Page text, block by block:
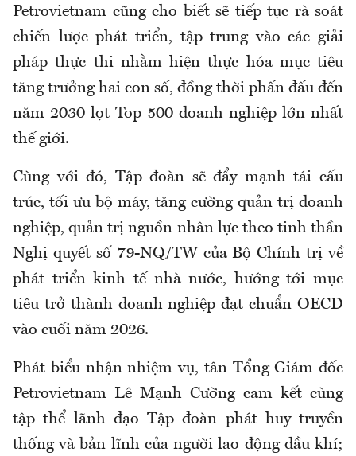
Petrovietnam cũng cho biết sẽ tiếp tục rà soát
chiến lược phát triển, tập trung vào các giải
pháp thực thi nhằm hiện thực hóa mục tiêu
tăng trưởng hai con số, đồng thời phấn đấu đến
năm 2030 lọt Top 500 doanh nghiệp lớn nhất
thế giới.
Cùng với đó, Tập đoàn sẽ đẩy mạnh tái cấu
trúc, tối ưu bộ máy, tăng cường quản trị doanh
nghiệp, quản trị nguồn nhân lực theo tinh thần
Nghị quyết số 79-NQ/TW của Bộ Chính trị về
phát triển kinh tế nhà nước, hướng tới mục
tiêu trở thành doanh nghiệp đạt chuẩn OECD
vào cuối năm 2026.
Phát biểu nhận nhiệm vụ, tân Tổng Giám đốc
Petrovietnam Lê Mạnh Cường cam kết cùng
tập thể lãnh đạo Tập đoàn phát huy truyền
thống và bản lĩnh của người lao động dầu khí;